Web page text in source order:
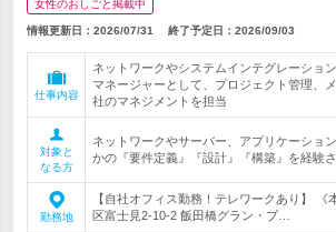
女性のおしごと掲載中
情報更新日：2026/07/31 終了予定日： 2026/09/03
仕事内容
ネットワークやシステムインテグレーショ
マネージャーとして、プロジェクト管理、
社のマネジメントを担当
対象と
なる方
ネットワークやサーバー、アプリケーショ
かの『要件定義』『設計』『構築』を経験
勤務地
【自社オフィス勤務！テレワークあり】 《
区富士見2-10-2 飯田橋グラン・ブ…